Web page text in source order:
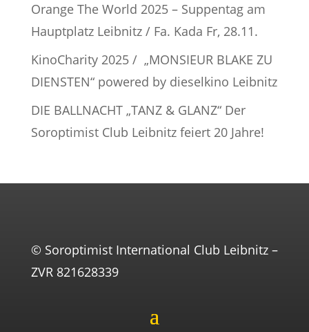
Orange The World 2025 – Suppentag am
Hauptplatz Leibnitz / Fa. Kada Fr, 28.11.
KinoCharity 2025 / „MONSIEUR BLAKE ZU
DIENSTEN“ powered by dieselkino Leibnitz
DIE BALLNACHT „TANZ & GLANZ“ Der
Soroptimist Club Leibnitz feiert 20 Jahre!
© Soroptimist International Club Leibnitz –
ZVR 821628339